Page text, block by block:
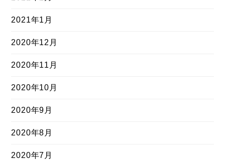
2021年1月
2020年12月
2020年11月
2020年10月
2020年9月
2020年8月
2020年7月